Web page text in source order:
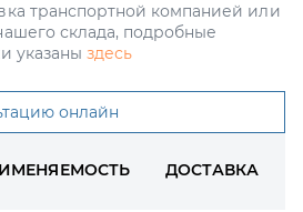
транспортной компанией или
склада, подробные
указаны здесь
онлайн
ДОСТАВКА